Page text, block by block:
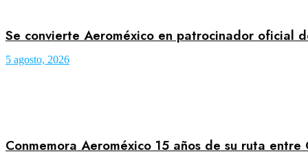
Se convierte Aeroméxico en patrocinador oficial
5 agosto, 2026
Conmemora Aeroméxico 15 años de su ruta